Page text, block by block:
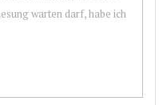
warten darf, habe ich